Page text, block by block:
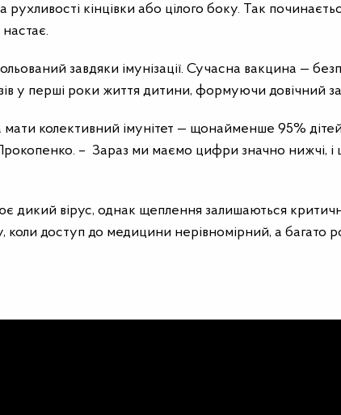
кінцівки або цілого боку. Так
завдяки імунізації. Сучасна вакцина —
у перші роки життя дитини, формуючи довічний
колективний імунітет — щонайменше 95% дітей
– Зараз ми маємо цифри значно нижчі, і
дикий вірус, однак щеплення залишаються
доступ до медицини нерівномірний, а багато